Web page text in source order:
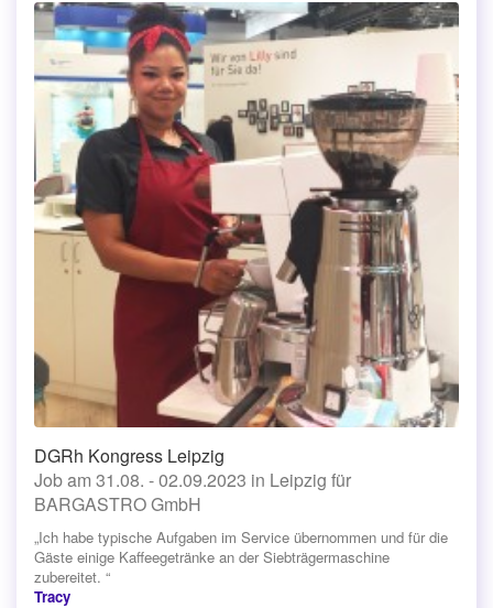
DGRh Kongress Leipzig
Job am 31.08. - 02.09.2023 in Leipzig für
BARGASTRO GmbH
„Ich habe typische Aufgaben im Service übernommen und für die
Gäste einige Kaffeegetränke an der Siebträgermaschine
zubereitet. “
Tracy